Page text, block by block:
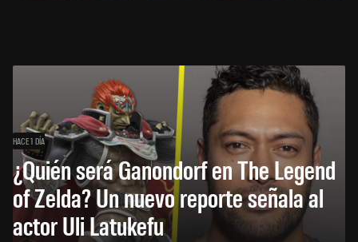
HACE 1 DÍA
¿Quién será Ganondorf en The Legend
of Zelda? Un nuevo reporte señala al
actor Uli Latukefu